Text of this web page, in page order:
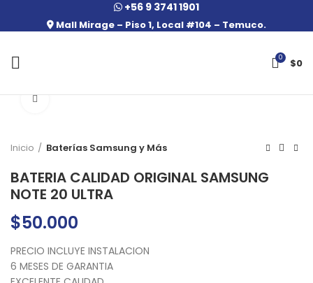
+56 9 3741 1901
Mall Mirage – Piso 1, Local #104 – Temuco.
0 $0
Click to enlarge
Inicio Baterías Samsung y Más
BATERIA CALIDAD ORIGINAL SAMSUNG
NOTE 20 ULTRA
$50.000
PRECIO INCLUYE INSTALACION
6 MESES DE GARANTIA